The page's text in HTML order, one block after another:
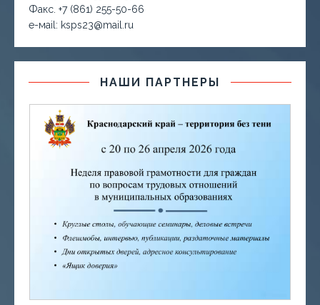
Факс. +7 (861) 255-50-66
е-маil: ksps23@mail.ru
НАШИ ПАРТНЕРЫ